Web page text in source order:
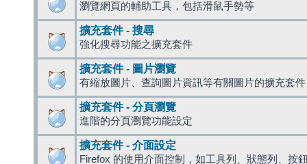
瀏覽網頁的輔助工具，包括滑鼠手勢等
擴充套件 - 搜尋
強化搜尋功能之擴充套件
擴充套件 - 圖片瀏覽
有縮放圖片、查詢圖片資訊等有關圖片的擴充套件
擴充套件 - 分頁瀏覽
進階的分頁瀏覽功能設定
擴充套件 - 介面設定
Firefox 的使用介面控制，如工具列、狀態列、按